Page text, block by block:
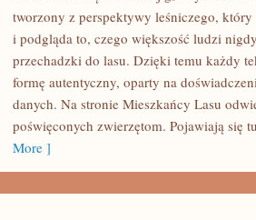
METODY
tworzony z perspektywy leśniczego,
i podgląda to, czego większość ludzi
przechadzki do lasu. Dzięki temu każdy
formę autentyczny, oparty na
danych. Na stronie Mieszkańcy Lasu
poświęconych zwierzętom. Pojawiają się
More ]